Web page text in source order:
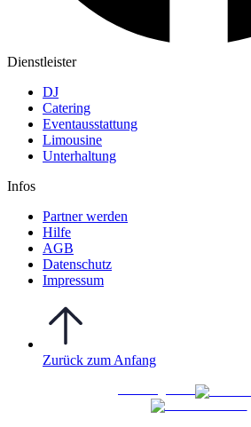
Dienstleister
DJ
Catering
Eventausstattung
Limousine
Unterhaltung
Infos
Partner werden
Hilfe
AGB
Datenschutz
Impressum
Zurück zum Anfang